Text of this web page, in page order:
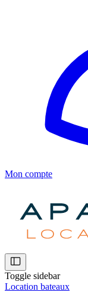
Mon compte
Toggle sidebar
Location bateaux